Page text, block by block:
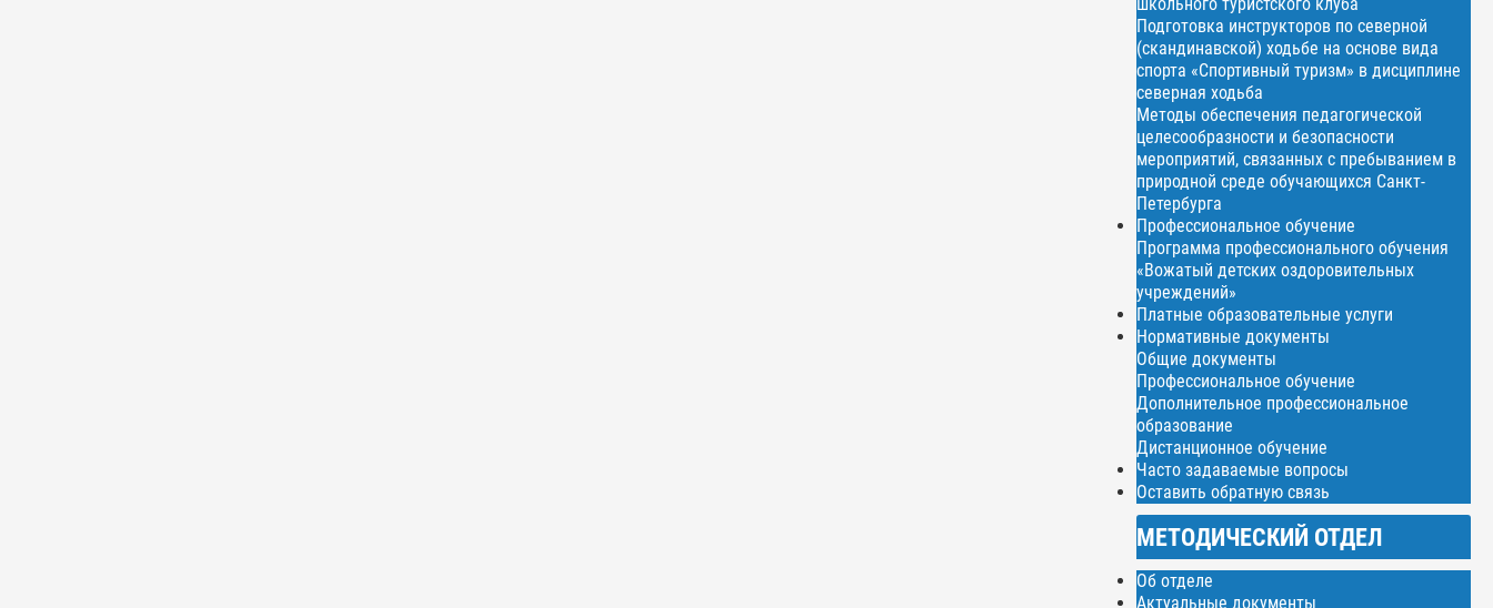
Подготовка инструкторов по северной
(скандинавской) ходьбе на основе вида
спорта «Спортивный туризм» в дисциплине
северная ходьба
Методы обеспечения педагогической
целесообразности и безопасности
мероприятий, связанных с пребыванием в
природной среде обучающихся Санкт-
Петербурга
Профессиональное обучение
Программа профессионального обучения
«Вожатый детских оздоровительных
учреждений»
Платные образовательные услуги
Нормативные документы
Общие документы
Профессиональное обучение
Дополнительное профессиональное
образование
Дистанционное обучение
Часто задаваемые вопросы
Оставить обратную связь
МЕТОДИЧЕСКИЙ ОТДЕЛ
Об отделе
Актуальные документы